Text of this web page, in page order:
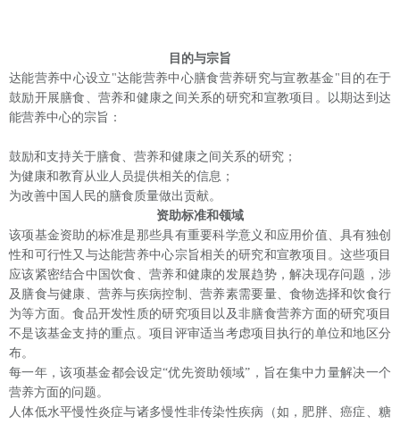
目的与宗旨
达能营养中心设立 "达能营养中心膳食营养研究与宣教基金"目的在于
鼓励开展膳食、营养和健康之间关系的研究和宣教项目。以期达到达
能营养中心的宗旨：
鼓励和支持关于膳食、营养和健康之间关系的研究；
为健康和教育从业人员提供相关的信息；
为改善中国人民的膳食质量做出贡献。
资助标准和领域
该项基金资助的标准是那些具有重要科学意义和应用价值、具有独创
性和可行性又与达能营养中心宗旨相关的研究和宣教项目。这些项目
应该紧密结合中国饮食、营养和健康的发展趋势，解决现存问题，涉
及膳食与健康、营养与疾病控制、营养素需要量、食物选择和饮食行
为等方面。食品开发性质的研究项目以及非膳食营养方面的研究项目
不是该基金支持的重点。项目评审适当考虑项目执行的单位和地区分
布。
每一年，该项基金都会设定“优先资助领域”，旨在集中力量解决一个
营养方面的问题。
人体低水平慢性炎症与诸多慢性非传染性疾病（如，肥胖、癌症、糖